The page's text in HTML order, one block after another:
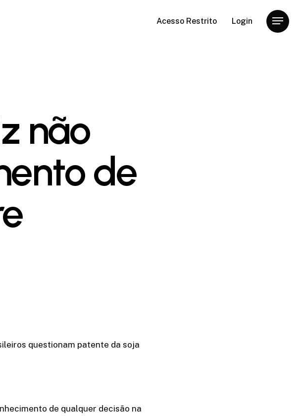
Acesso Restrito Login Menu
não
de
questionam patente da soja
de qualquer decisão na